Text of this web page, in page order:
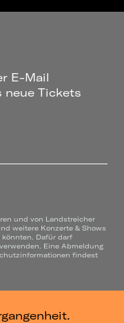
E-Mail
neue Tickets
und von Landstreicher
weitere Konzerte & Shows
Dafür darf
Eine Abmeldung
findest